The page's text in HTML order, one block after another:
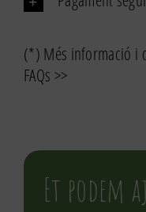
(*) Més informació i
FAQs >>
Et podem